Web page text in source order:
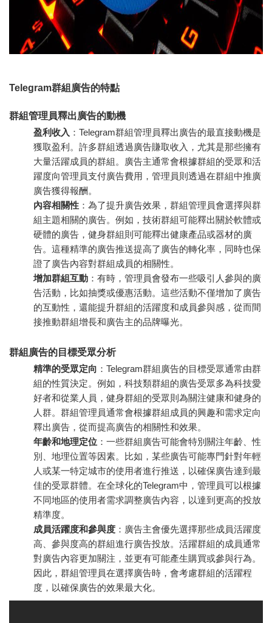
Telegram群組廣告的特點
群組管理員釋出廣告的動機
盈利收入 ：Telegram群組管理員釋出廣告的最直接動機是
獲取盈利。許多群組透過廣告賺取收入，尤其是那些擁有
大量活躍成員的群組。廣告主通常會根據群組的受眾和活
躍度向管理員支付廣告費用，管理員則透過在群組中推廣
廣告獲得報酬。
內容相關性 ：為了提升廣告效果，群組管理員會選擇與群
組主題相關的廣告。例如，技術群組可能釋出關於軟體或
硬體的廣告，健身群組則可能釋出健康產品或器材的廣
告。這種精準的廣告推送提高了廣告的轉化率，同時也保
證了廣告內容對群組成員的相關性。
增加群組互動 ：有時，管理員會發布一些吸引人參與的廣
告活動，比如抽獎或優惠活動。這些活動不僅增加了廣告
的互動性，還能提升群組的活躍度和成員參與感，從而間
接推動群組增長和廣告主的品牌曝光。
群組廣告的目標受眾分析
精準的受眾定向 ：Telegram群組廣告的目標受眾通常由群
組的性質決定。例如，科技類群組的廣告受眾多為科技愛
好者和從業人員，健身群組的受眾則為關注健康和健身的
人群。群組管理員通常會根據群組成員的興趣和需求定向
釋出廣告，從而提高廣告的相關性和效果。
年齡和地理定位 ：一些群組廣告可能會特別關注年齡、性
別、地理位置等因素。比如，某些廣告可能專門針對年輕
人或某一特定城市的使用者進行推送，以確保廣告達到最
佳的受眾群體。在全球化的Telegram中，管理員可以根據
不同地區的使用者需求調整廣告內容，以達到更高的投放
精準度。
成員活躍度和參與度 ：廣告主會優先選擇那些成員活躍度
高、參與度高的群組進行廣告投放。活躍群組的成員通常
對廣告內容更加關注，並更有可能產生購買或參與行為。
因此，群組管理員在選擇廣告時，會考慮群組的活躍程
度，以確保廣告的效果最大化。